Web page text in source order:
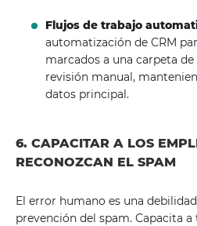
Flujos de trabajo
automatización de CRM
marcados a una carpeta
revisión manual,
datos principal.
6. CAPACITAR A LOS
RECONOZCAN EL SPAM
El error humano es una
prevención del spam. Capacita a